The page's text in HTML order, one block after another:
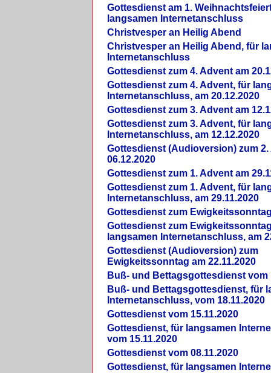
Gottesdienst am 1.
langsamen Internetanschluss
Christvesper an Heilig Abend
Christvesper an Heilig Abend, für
Internetanschluss
Gottesdienst zum 4. Advent am
Gottesdienst zum 4. Advent, für
Internetanschluss, am 20.12.2020
Gottesdienst zum 3. Advent am
Gottesdienst zum 3. Advent, für
Internetanschluss, am 12.12.2020
Gottesdienst (Audioversion) zum 2.
06.12.2020
Gottesdienst zum 1. Advent am
Gottesdienst zum 1. Advent, für
Internetanschluss, am 29.11.2020
Gottesdienst zum
Gottesdienst zum
langsamen Internetanschluss, am
Gottesdienst (Audioversion) zum
Ewigkeitssonntag am 22.11.2020
Buß- und Bettagsgottesdienst vom
Buß- und Bettagsgottesdienst, für
Internetanschluss, vom 18.11.2020
Gottesdienst vom 15.11.2020
Gottesdienst, für langsamen
vom 15.11.2020
Gottesdienst vom 08.11.2020
Gottesdienst, für langsamen